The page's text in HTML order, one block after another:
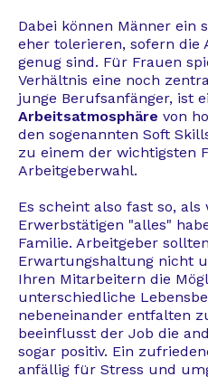
Dabei können Männer ein
eher tolerieren, sofern die
genug sind. Für Frauen
Verhältnis eine noch
junge Berufsanfänger, ist
Arbeitsatmosphäre von
den sogenannten Soft
zu einem der wichtigsten
Arbeitgeberwahl.
Es scheint also fast so,
Erwerbstätigen "alles"
Familie. Arbeitgeber
Erwartungshaltung nicht
Ihren Mitarbeitern die
unterschiedliche
nebeneinander entfalten
beeinflusst der Job die
sogar positiv. Ein
anfällig für Stress und